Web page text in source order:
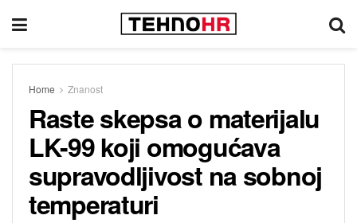
Home Znanost
Raste skepsa o materijalu
LK-99 koji omogućava
supravodljivost na sobnoj
temperaturi